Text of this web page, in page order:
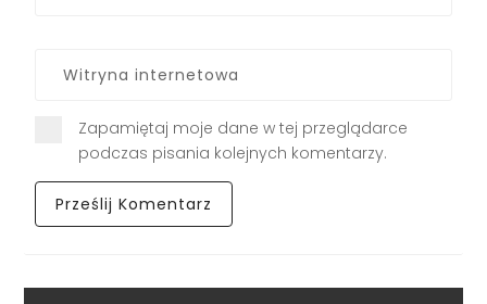
Zapamiętaj moje dane w tej przeglądarce
podczas pisania kolejnych komentarzy.